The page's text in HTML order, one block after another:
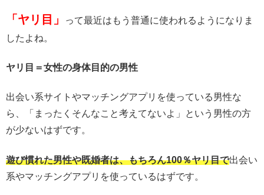
「ヤリ目」
って最近はもう普通に使われるようになりま
したよね。
ヤリ目＝女性の身体目的の男性
出会い系サイトやマッチングアプリを使っている男性な
ら、「まったくそんなこと考えてないよ」という男性の方
が少ないはずです。
遊び慣れた男性や既婚者は、もちろん100％ヤリ目で出会い
系やマッチングアプリを使っているはずです。